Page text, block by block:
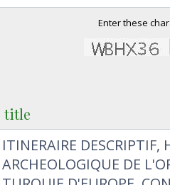
Enter these
title
‎ITINERAIRE DESCRIPTIF,
ARCHEOLOGIQUE DE